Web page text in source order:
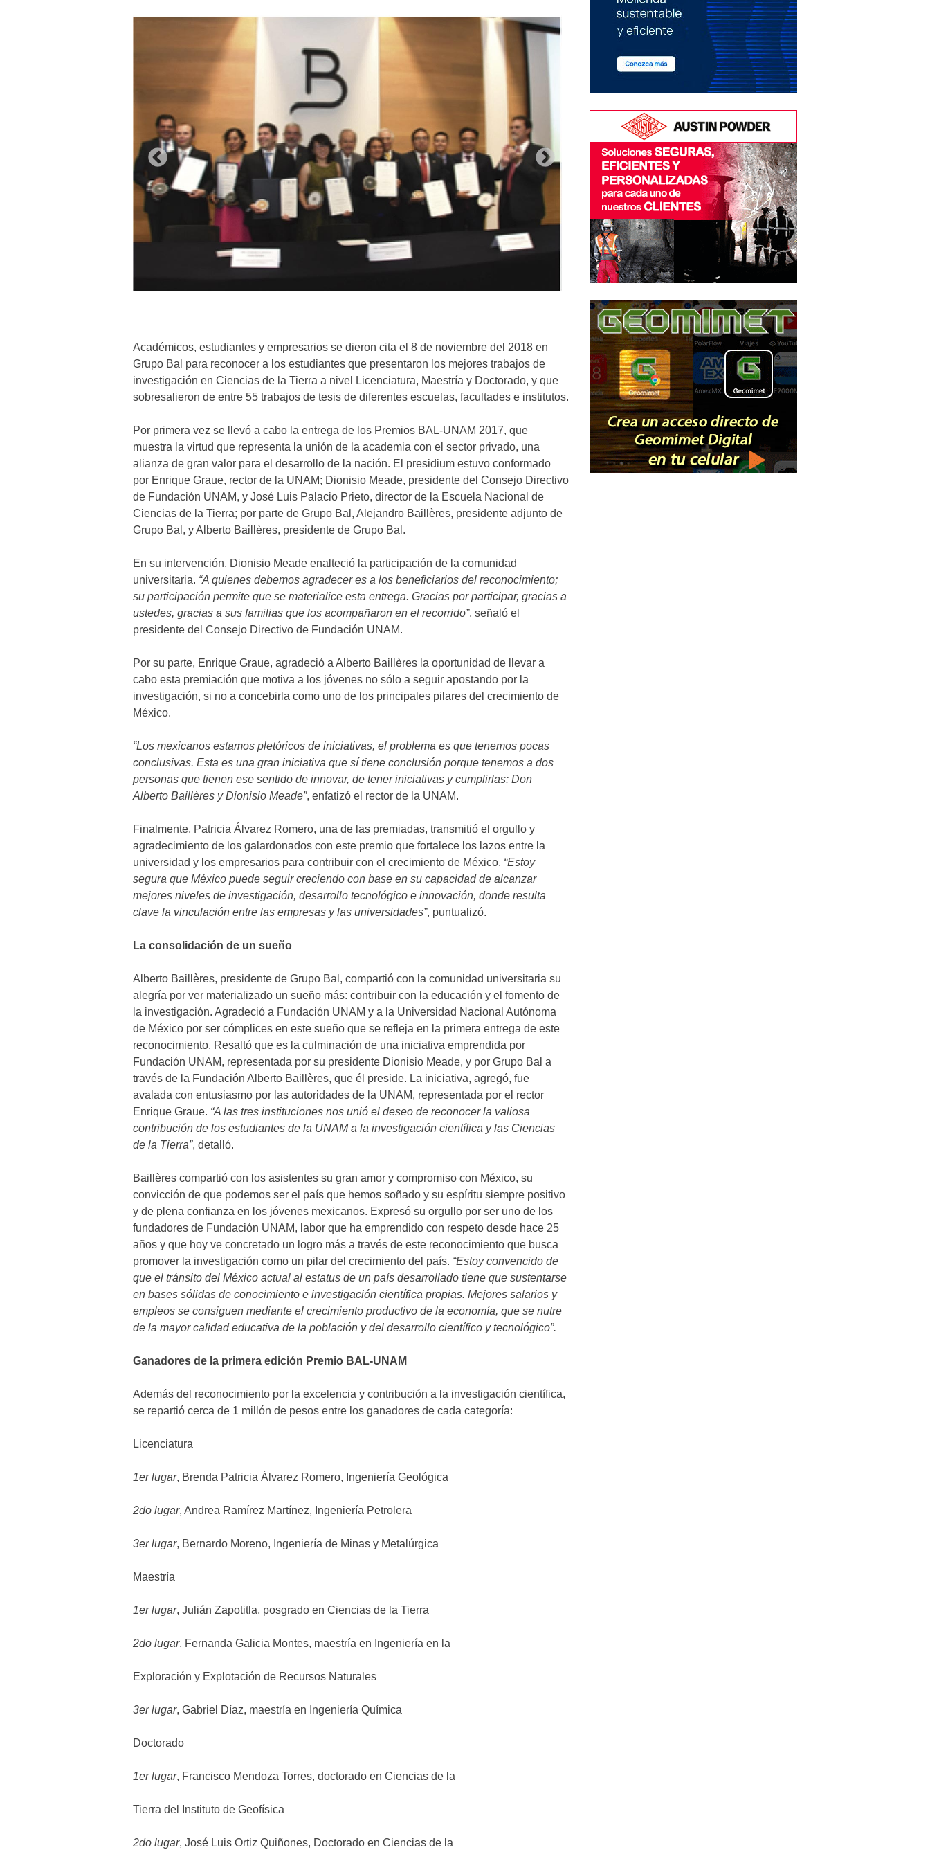
Académicos, estudiantes y empresarios se dieron cita el 8 de noviembre del 2018 en
Grupo Bal para reconocer a los estudiantes que presentaron los mejores trabajos de
investigación en Ciencias de la Tierra a nivel Licenciatura, Maestría y Doctorado, y que
sobresalieron de entre 55 trabajos de tesis de diferentes escuelas, facultades e institutos.
Por primera vez se llevó a cabo la entrega de los Premios BAL-UNAM 2017, que
muestra la virtud que representa la unión de la academia con el sector privado, una
alianza de gran valor para el desarrollo de la nación. El presidium estuvo conformado
por Enrique Graue, rector de la UNAM; Dionisio Meade, presidente del Consejo Directivo
de Fundación UNAM, y José Luis Palacio Prieto, director de la Escuela Nacional de
Ciencias de la Tierra; por parte de Grupo Bal, Alejandro Baillères, presidente adjunto de
Grupo Bal, y Alberto Baillères, presidente de Grupo Bal.
En su intervención, Dionisio Meade enalteció la participación de la comunidad
universitaria. “A quienes debemos agradecer es a los beneficiarios del reconocimiento;
su participación permite que se materialice esta entrega. Gracias por participar, gracias a
ustedes, gracias a sus familias que los acompañaron en el recorrido”, señaló el
presidente del Consejo Directivo de Fundación UNAM.
Por su parte, Enrique Graue, agradeció a Alberto Baillères la oportunidad de llevar a
cabo esta premiación que motiva a los jóvenes no sólo a seguir apostando por la
investigación, si no a concebirla como uno de los principales pilares del crecimiento de
México.
“Los mexicanos estamos pletóricos de iniciativas, el problema es que tenemos pocas
conclusivas. Esta es una gran iniciativa que sí tiene conclusión porque tenemos a dos
personas que tienen ese sentido de innovar, de tener iniciativas y cumplirlas: Don
Alberto Baillères y Dionisio Meade”, enfatizó el rector de la UNAM.
Finalmente, Patricia Álvarez Romero, una de las premiadas, transmitió el orgullo y
agradecimiento de los galardonados con este premio que fortalece los lazos entre la
universidad y los empresarios para contribuir con el crecimiento de México. “Estoy
segura que México puede seguir creciendo con base en su capacidad de alcanzar
mejores niveles de investigación, desarrollo tecnológico e innovación, donde resulta
clave la vinculación entre las empresas y las universidades”, puntualizó.
La consolidación de un sueño
Alberto Baillères, presidente de Grupo Bal, compartió con la comunidad universitaria su
alegría por ver materializado un sueño más: contribuir con la educación y el fomento de
la investigación. Agradeció a Fundación UNAM y a la Universidad Nacional Autónoma
de México por ser cómplices en este sueño que se refleja en la primera entrega de este
reconocimiento. Resaltó que es la culminación de una iniciativa emprendida por
Fundación UNAM, representada por su presidente Dionisio Meade, y por Grupo Bal a
través de la Fundación Alberto Baillères, que él preside. La iniciativa, agregó, fue
avalada con entusiasmo por las autoridades de la UNAM, representada por el rector
Enrique Graue. “A las tres instituciones nos unió el deseo de reconocer la valiosa
contribución de los estudiantes de la UNAM a la investigación científica y las Ciencias
de la Tierra”, detalló.
Baillères compartió con los asistentes su gran amor y compromiso con México, su
convicción de que podemos ser el país que hemos soñado y su espíritu siempre positivo
y de plena confianza en los jóvenes mexicanos. Expresó su orgullo por ser uno de los
fundadores de Fundación UNAM, labor que ha emprendido con respeto desde hace 25
años y que hoy ve concretado un logro más a través de este reconocimiento que busca
promover la investigación como un pilar del crecimiento del país. “Estoy convencido de
que el tránsito del México actual al estatus de un país desarrollado tiene que sustentarse
en bases sólidas de conocimiento e investigación científica propias. Mejores salarios y
empleos se consiguen mediante el crecimiento productivo de la economía, que se nutre
de la mayor calidad educativa de la población y del desarrollo científico y tecnológico”.
Ganadores de la primera edición Premio BAL-UNAM
Además del reconocimiento por la excelencia y contribución a la investigación científica,
se repartió cerca de 1 millón de pesos entre los ganadores de cada categoría:
Licenciatura
1er lugar, Brenda Patricia Álvarez Romero, Ingeniería Geológica
2do lugar, Andrea Ramírez Martínez, Ingeniería Petrolera
3er lugar, Bernardo Moreno, Ingeniería de Minas y Metalúrgica
Maestría
1er lugar, Julián Zapotitla, posgrado en Ciencias de la Tierra
2do lugar, Fernanda Galicia Montes, maestría en Ingeniería en la
Exploración y Explotación de Recursos Naturales
3er lugar, Gabriel Díaz, maestría en Ingeniería Química
Doctorado
1er lugar, Francisco Mendoza Torres, doctorado en Ciencias de la
Tierra del Instituto de Geofísica
2do lugar, José Luis Ortiz Quiñones, Doctorado en Ciencias de la